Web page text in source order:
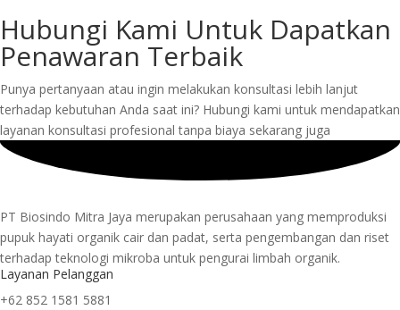
Hubungi Kami Untuk Dapatkan
Penawaran Terbaik
Punya pertanyaan atau ingin melakukan konsultasi lebih lanjut
terhadap kebutuhan Anda saat ini? Hubungi kami untuk mendapatkan
layanan konsultasi profesional tanpa biaya sekarang juga
PT Biosindo Mitra Jaya merupakan perusahaan yang memproduksi
pupuk hayati organik cair dan padat, serta pengembangan dan riset
terhadap teknologi mikroba untuk pengurai limbah organik.
Layanan Pelanggan
+62 852 1581 5881